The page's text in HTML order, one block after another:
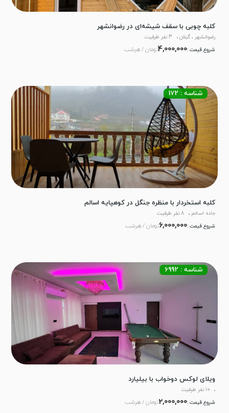
کلبه چوبی با سقف شیشه‌ای در رضوانشهر
رضوانشهر ، گیلان
3 نفر ظرفیت
شروع قیمت :4,000,000تومان / هرشب
کلبه استخردار با منظره جنگل در کوهپایه اسالم
شناسه : 172
جاده اسالم
8 نفر ظرفیت
شروع قیمت :6,000,000تومان / هرشب
ویلای لوکس دوخواب با بیلیارد
شناسه : 6992
10 نفر ظرفیت
شروع قیمت :2,000,000تومان / هرشب